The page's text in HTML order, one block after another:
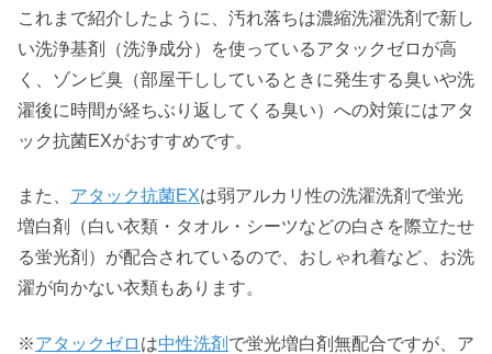
これまで紹介したように、汚れ落ちは濃縮洗濯洗剤で新し
い洗浄基剤（洗浄成分）を使っているアタックゼロが高
く、ゾンビ臭（部屋干ししているときに発生する臭いや洗
濯後に時間が経ちぶり返してくる臭い）への対策にはアタ
ック抗菌EXがおすすめです。
また、 アタック抗菌EXは弱アルカリ性の洗濯洗剤で蛍光
増白剤（白い衣類・タオル・シーツなどの白さを際立たせ
る蛍光剤）が配合されているので、おしゃれ着など、お洗
濯が向かない衣類もあります。
※アタックゼロ は中性洗剤 で蛍光増白剤無配合ですが、ア